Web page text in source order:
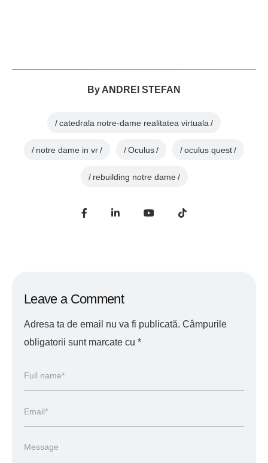
ByANDREI STEFAN
catedrala notre-dame realitatea virtuala
notre dame in vr Oculus oculus quest
rebuilding notre dame
Leave a Comment
Adresa ta de email nu va fi publicată. Câmpurile
obligatorii sunt marcate cu *